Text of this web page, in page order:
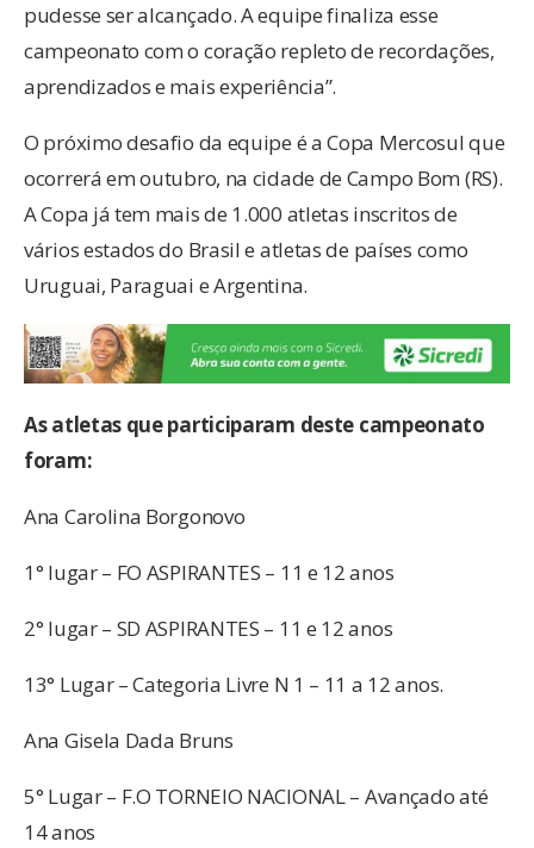
pudesse ser alcançado. A equipe finaliza esse
campeonato com o coração repleto de recordações,
aprendizados e mais experiência”.
O próximo desafio da equipe é a Copa Mercosul que
ocorrerá em outubro, na cidade de Campo Bom (RS).
A Copa já tem mais de 1.000 atletas inscritos de
vários estados do Brasil e atletas de países como
Uruguai, Paraguai e Argentina.
As atletas que participaram deste campeonato
foram:
Ana Carolina Borgonovo
1° lugar – FO ASPIRANTES – 11 e 12 anos
2° lugar – SD ASPIRANTES – 11 e 12 anos
13° Lugar – Categoria Livre N 1 – 11 a 12 anos.
Ana Gisela Dada Bruns
5° Lugar – F.O TORNEIO NACIONAL – Avançado até
14 anos